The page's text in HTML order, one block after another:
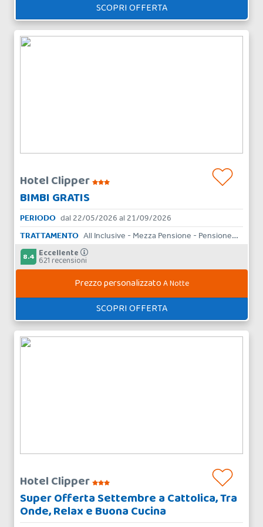
SCOPRI OFFERTA
Hotel Clipper
BIMBI GRATIS
PERIODO dal 22/05/2026 al 21/09/2026
TRATTAMENTO
All Inclusive - Mezza Pensione - Pensione Completa - Bed & Breakfast - Solo Pernottamento
8.4 Eccellente
621 recensioni
Prezzo personalizzatoA Notte
SCOPRI OFFERTA
Hotel Clipper
Super Offerta Settembre a Cattolica, Tra
Onde, Relax e Buona Cucina